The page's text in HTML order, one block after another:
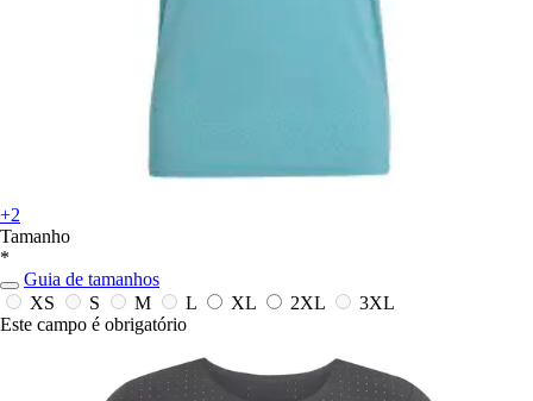
+2
Tamanho
*
Guia de tamanhos
XS
S M L XL 2XL
3XL
Este campo é obrigatório